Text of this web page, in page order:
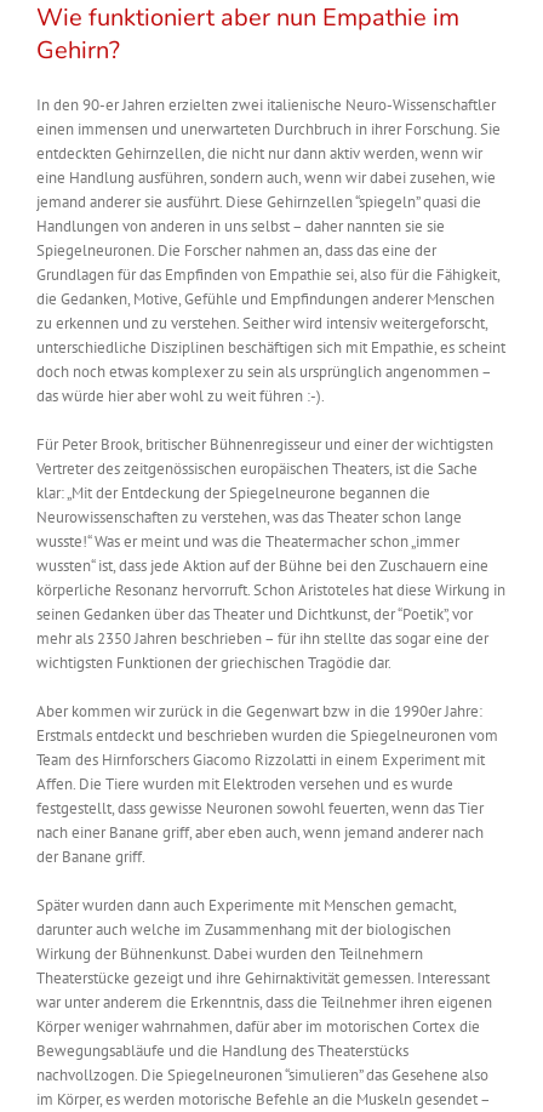
Wie funktioniert aber nun Empathie im
Gehirn?
In den 90-er Jahren erzielten zwei italienische Neuro-Wissenschaftler
einen immensen und unerwarteten Durchbruch in ihrer Forschung. Sie
entdeckten Gehirnzellen, die nicht nur dann aktiv werden, wenn wir
eine Handlung ausführen, sondern auch, wenn wir dabei zusehen, wie
jemand anderer sie ausführt. Diese Gehirnzellen “spiegeln” quasi die
Handlungen von anderen in uns selbst – daher nannten sie sie
Spiegelneuronen. Die Forscher nahmen an, dass das eine der
Grundlagen für das Empfinden von Empathie sei, also für die Fähigkeit,
die Gedanken, Motive, Gefühle und Empfindungen anderer Menschen
zu erkennen und zu verstehen. Seither wird intensiv weitergeforscht,
unterschiedliche Disziplinen beschäftigen sich mit Empathie, es scheint
doch noch etwas komplexer zu sein als ursprünglich angenommen –
das würde hier aber wohl zu weit führen :-).
Für Peter Brook, britischer Bühnenregisseur und einer der wichtigsten
Vertreter des zeitgenössischen europäischen Theaters, ist die Sache
klar: „Mit der Entdeckung der Spiegelneurone begannen die
Neurowissenschaften zu verstehen, was das Theater schon lange
wusste!“ Was er meint und was die Theatermacher schon „immer
wussten“ ist, dass jede Aktion auf der Bühne bei den Zuschauern eine
körperliche Resonanz hervorruft. Schon Aristoteles hat diese Wirkung in
seinen Gedanken über das Theater und Dichtkunst, der “Poetik”, vor
mehr als 2350 Jahren beschrieben – für ihn stellte das sogar eine der
wichtigsten Funktionen der griechischen Tragödie dar.
Aber kommen wir zurück in die Gegenwart bzw in die 1990er Jahre:
Erstmals entdeckt und beschrieben wurden die Spiegelneuronen vom
Team des Hirnforschers Giacomo Rizzolatti in einem Experiment mit
Affen. Die Tiere wurden mit Elektroden versehen und es wurde
festgestellt, dass gewisse Neuronen sowohl feuerten, wenn das Tier
nach einer Banane griff, aber eben auch, wenn jemand anderer nach
der Banane griff.
Später wurden dann auch Experimente mit Menschen gemacht,
darunter auch welche im Zusammenhang mit der biologischen
Wirkung der Bühnenkunst. Dabei wurden den Teilnehmern
Theaterstücke gezeigt und ihre Gehirnaktivität gemessen. Interessant
war unter anderem die Erkenntnis, dass die Teilnehmer ihren eigenen
Körper weniger wahrnahmen, dafür aber im motorischen Cortex die
Bewegungsabläufe und die Handlung des Theaterstücks
nachvollzogen. Die Spiegelneuronen “simulieren” das Gesehene also
im Körper, es werden motorische Befehle an die Muskeln gesendet –